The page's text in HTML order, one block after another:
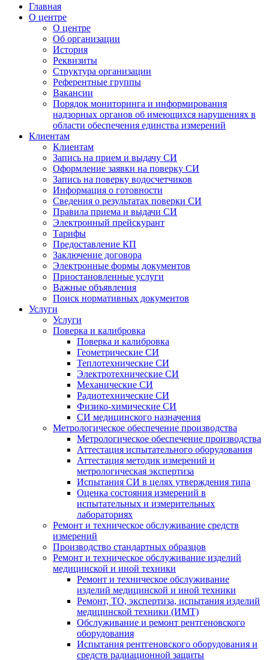
Главная
О центре
О центре
Об организации
История
Реквизиты
Структура организации
Референтные группы
Вакансии
Порядок мониторинга и информирования
надзорных органов об имеющихся нарушениях в
области обеспечения единства измерений
Клиентам
Клиентам
Запись на прием и выдачу СИ
Оформление заявки на поверку СИ
Запись на поверку водосчетчиков
Информация о готовности
Сведения о результатах поверки СИ
Правила приема и выдачи СИ
Электронный прейскурант
Тарифы
Предоставление КП
Заключение договора
Электронные формы документов
Приостановленные услуги
Важные объявления
Поиск нормативных документов
Услуги
Услуги
Поверка и калибровка
Поверка и калибровка
Геометрические СИ
Теплотехнические СИ
Электротехнические СИ
Механические СИ
Радиотехнические СИ
Физико-химические СИ
СИ медицинского назначения
Метрологическое обеспечение производства
Метрологическое обеспечение производства
Аттестация испытательного оборудования
Аттестация методик измерений и
метрологическая экспертиза
Испытания СИ в целях утверждения типа
Оценка состояния измерений в
испытательных и измерительных
лабораториях
Ремонт и техническое обслуживание средств
измерений
Производство стандартных образцов
Ремонт и техническое обслуживание изделий
медицинской и иной техники
Ремонт и техническое обслуживание
изделий медицинской и иной техники
Ремонт, ТО, экспертиза, испытания изделий
медицинской техники (ИМТ)
Обслуживание и ремонт рентгеновского
оборудования
Испытания рентгеновского оборудования и
средств радиационной защиты